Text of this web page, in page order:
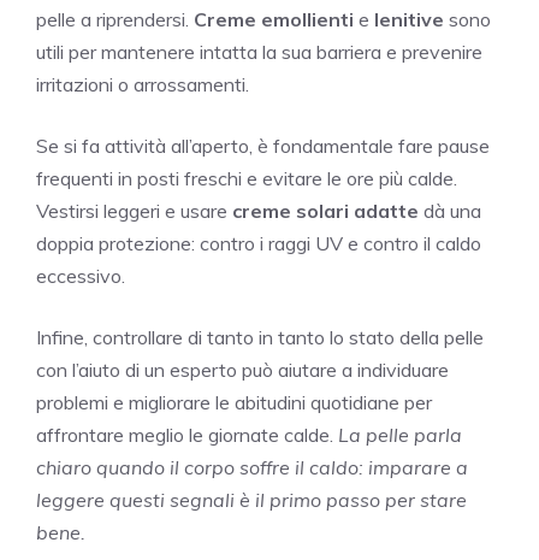
pelle a riprendersi. Creme emollienti e lenitive sono
utili per mantenere intatta la sua barriera e prevenire
irritazioni o arrossamenti.
Se si fa attività all’aperto, è fondamentale fare pause
frequenti in posti freschi e evitare le ore più calde.
Vestirsi leggeri e usare creme solari adatte dà una
doppia protezione: contro i raggi UV e contro il caldo
eccessivo.
Infine, controllare di tanto in tanto lo stato della pelle
con l’aiuto di un esperto può aiutare a individuare
problemi e migliorare le abitudini quotidiane per
affrontare meglio le giornate calde. La pelle parla
chiaro quando il corpo soffre il caldo: imparare a
leggere questi segnali è il primo passo per stare
bene.